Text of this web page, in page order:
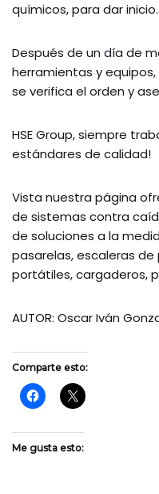
químicos, para dar inicio.
Después de un día de
herramientas y
se verifica el orden y
HSE Group, siempre
estándares de calidad!
Vista nuestra página
de sistemas contra
de soluciones a la
pasarelas, escaleras
portátiles, cargaderos,
AUTOR: Oscar Iván
Comparte esto:
Me gusta esto: